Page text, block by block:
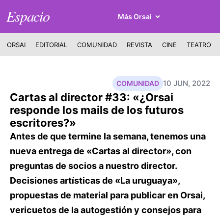
Espacio Más Orsai
ORSAI EDITORIAL COMUNIDAD REVISTA CINE TEATRO
10 JUN, 2022
COMUNIDAD
Cartas al director #33: «¿Orsai
responde los mails de los futuros
escritores?»
Antes de que termine la semana, tenemos una
nueva entrega de «Cartas al director», con
preguntas de socios a nuestro director.
Decisiones artísticas de «La uruguaya»,
propuestas de material para publicar en Orsai,
vericuetos de la autogestión y consejos para